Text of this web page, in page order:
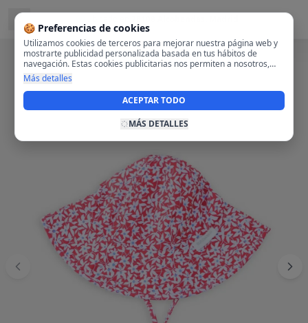
🍪 Preferencias de cookies
Utilizamos cookies de terceros para mejorar nuestra página web y
mostrarte publicidad personalizada basada en tus hábitos de
navegación. Estas cookies publicitarias nos permiten a nosotros,
analizar tu navegación en nuestra página y en internet para
mostrarte anuncios relevantes para ti. Al activarlas, aceptas el uso
de cookies para fines publicitarios y la recopilación y tratamiento de
tus datos de navegación, incluyendo la posible compartición de
Más detalles
ACEPTAR TODO
MÁS DETALLES